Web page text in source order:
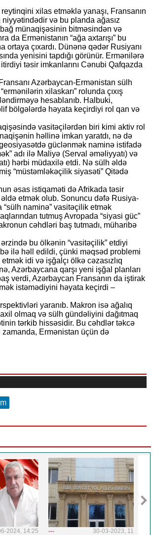
xilas etməklə yanaşı, Fransanın
və bu planda ağasız
münaqişəsinin bitməsindən və
Ermənistanın “ağa axtarışı” bu
ortaya çıxardı. Dünənə qədər Rusiyanı
yenisini tapdığı görünür. Ermənilərə
təsir imkanlarını Cənubi Qafqazda
Azərbaycan-Ermənistan sülh
xilaskarı” rolunda çıxış
hesablanıb. Halbuki,
bölgələrdə həyata keçirdiyi rol qan və
vasitəçilərdən biri kimi aktiv rol
həllinə imkan yaratdı, nə də
güclənmək naminə istifadə
adı ilə Maliyə (Serval əməliyyatı) və
hərbi müdaxilə etdi. Nə sülh əldə
“müstəmləkəçilik siyasəti” Qitədə
əsas istiqaməti də Afrikada təsir
etmək olub. Sonuncu dəfə Rusiya-
naminə” vasitəçilik etmək
tutmuş Avropada “siyasi güc”
cəhdləri baş tutmadı, müharibə
bu ölkənin “vasitəçilik” etdiyi
ilə həll edildi, çünki məqsəd problemi
idi və işğalçı ölkə cəzasızlıq
Azərbaycana qarşı yeni işğal planları
verdi, Azərbaycan Fransanın da iştirak
istəmədiyini həyata keçirdi –
yaranıb. Makron isə ağalıq
olmaq və sülh gündəliyini dağıtmaq
tərkib hissəsidir. Bu cəhdlər təkcə
zamanda, Ermənistan üçün də
2023, 11:41 --- 26-08-2022, 14:19